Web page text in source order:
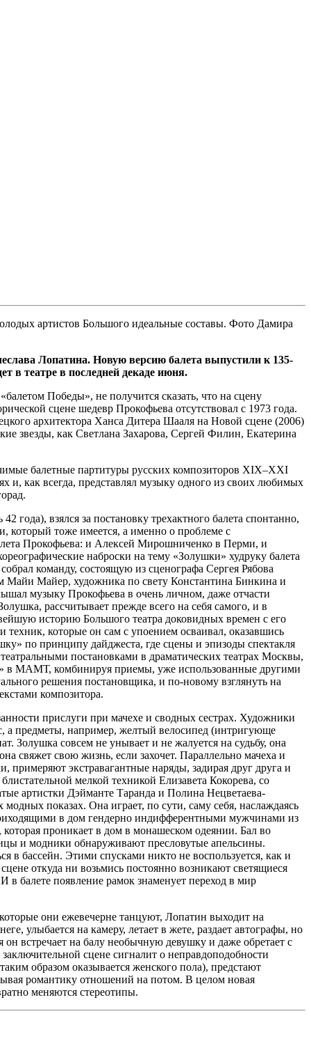
артистов Большого идеальные составы. Фото Дамира
Лопатина. Новую версию балета выпустили к 135-
в театре в последней декаде июня.
Победы», не получится сказать, что на сцену
сцене шедевр Прокофьева отсутствовал с 1973 года.
архитектора Ханса Дитера Шааля на Новой сцене (2006)
звезды, как Светлана Захарова, Сергей Филин, Екатерина
балетные партитуры русских композиторов XIX–XXI
и, как всегда, представлял музыку одного из своих любимых
года), взялся за постановку трехактного балета спонтанно,
который тоже имеется, а именно о проблеме с
Прокофьева: и Алексей Мирошниченко в Перми, и
наброски на тему «Золушки» худруку балета
команду, состоящую из сценографа Сергея Рябова
Майер, художника по свету Константина Бинкина и
музыку Прокофьева в очень личном, даже отчасти
рассчитывает прежде всего на себя самого, и в
историю Большого театра доковидных времен с его
которые он сам с упоением осваивал, оказавшись
по принципу дайджеста, где сцены и эпизоды спектакля
постановками в драматических театрах Москвы,
в МАМТ, комбинируя приемы, уже использованные другими
решения постановщика, и по-новому взглянуть на
композитора.
прислуги при мачехе и сводных сестрах. Художники
а предметы, например, желтый велосипед (интригующе
Золушка совсем не унывает и не жалуется на судьбу, она
свяжет свою жизнь, если захочет. Параллельно мачеха и
примеряют экстравагантные наряды, задирая друг друга и
мелкой техникой Елизавета Кокорева, со
артистки Дэйманте Таранда и Полина Нецветаева-
показах. Она играет, по сути, саму себя, наслаждаясь
в дом гендерно индифферентными мужчинами из
проникает в дом в монашеском одеянии. Бал во
и модники обнаруживают пресловутые апельсины.
бассейн. Этими спусками никто не воспользуется, как и
откуда ни возьмись постоянно возникают светящиеся
в балете появление рамок знаменует переход в мир
они ежевечерне танцуют, Лопатин выходит на
улыбается на камеру, летает в жете, раздает автографы, но
встречает на балу необычную девушку и даже обретает с
сцене сигналит о неправдоподобности
образом оказывается женского пола), предстают
романтику отношений на потом. В целом новая
меняются стереотипы.